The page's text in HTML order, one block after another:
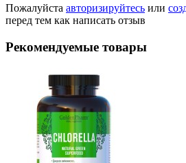
Пожалуйста авторизируйтесь или
перед тем как написать отзыв
Рекомендуемые товары